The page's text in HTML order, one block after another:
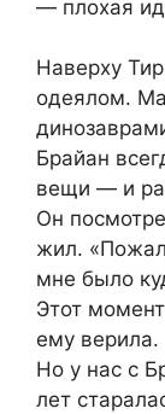
— плохая
Наверху
одеялом.
Брайан
вещи — и
Он
жил.
мне было
Этот
ему верила.
Но у нас с
лет